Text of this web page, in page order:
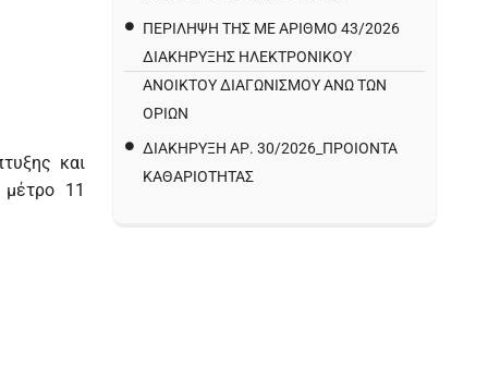
και
11
ΠΕΡΙΛΗΨΗ ΤΗΣ ΜΕ ΑΡΙΘΜΟ 43/2026
ΔΙΑΚΗΡΥΞΗΣ ΗΛΕΚΤΡΟΝΙΚΟΥ
ΑΝΟΙΚΤΟΥ ΔΙΑΓΩΝΙΣΜΟΥ ΑΝΩ ΤΩΝ
ΟΡΙΩΝ
ΔΙΑΚΉΡΥΞΗ ΑΡ. 30/2026_ΠΡΟΙΌΝΤΑ
ΚΑΘΑΡΙΌΤΗΤΑΣ